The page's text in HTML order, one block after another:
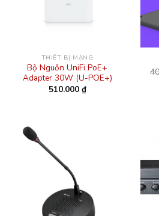
THIẾT BỊ MẠNG
Bộ Nguồn UniFi PoE+
Adapter 30W (U-POE+)
510.000 ₫